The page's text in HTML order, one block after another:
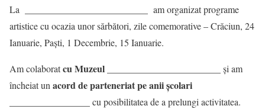
La
am organizat programe
artistice cu ocazia unor sărbători, zile comemorative – Crăciun, 24
Ianuarie, Paști, 1 Decembrie, 15 Ianuarie.
Am colaboratcu Muzeul ________________________
şi am
încheiat unacord de parteneriat pe anii școlari
cu posibilitatea de a prelungi activitatea.